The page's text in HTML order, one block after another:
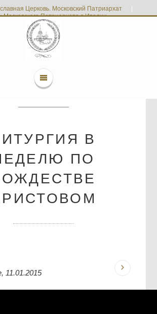
Церковь. Московский Патриархат
Патриархата в Италии
В
ПО
11.01.2015